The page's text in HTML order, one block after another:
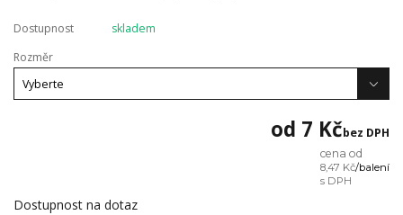
Dostupnost
skladem
Rozměr
cena od
8,47 Kč/balení
od 7 Kčbez DPH
Dostupnost na dotaz